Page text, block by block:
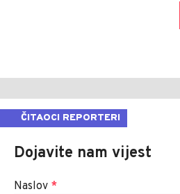
ČITAOCI REPORTERI
Dojavite nam vijest
Naslov *